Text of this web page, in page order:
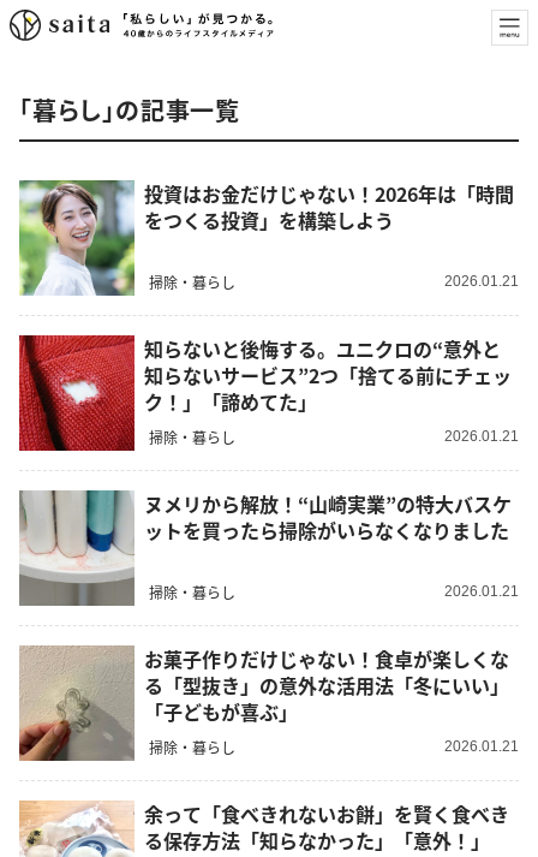
「暮らし」の記事一覧
投資はお金だけじゃない！2026年は「時間
をつくる投資」を構築しよう
掃除・暮らし 2026.01.21
知らないと後悔する。ユニクロの“意外と
知らないサービス”2つ「捨てる前にチェッ
ク！」「諦めてた」
掃除・暮らし 2026.01.21
ヌメリから解放！“山崎実業”の特大バスケ
ットを買ったら掃除がいらなくなりました
掃除・暮らし 2026.01.21
お菓子作りだけじゃない！食卓が楽しくな
る「型抜き」の意外な活用法「冬にいい」
「子どもが喜ぶ」
掃除・暮らし 2026.01.21
余って「食べきれないお餅」を賢く食べき
る保存方法「知らなかった」「意外！」